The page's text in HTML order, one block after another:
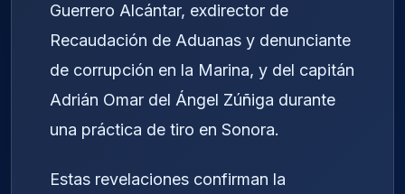
Guerrero Alcántar, exdirector de
Recaudación de Aduanas y denunciante
de corrupción en la Marina, y del capitán
Adrián Omar del Ángel Zúñiga durante
una práctica de tiro en Sonora.
Estas revelaciones confirman la